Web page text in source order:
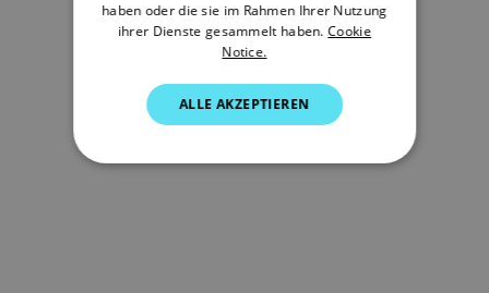
DUTCH
NORWEGIAN
FINNISH
haben oder die sie im Rahmen Ihrer Nutzung
ihrer Dienste gesammelt haben. Cookie
Notice.
ALLE AKZEPTIEREN